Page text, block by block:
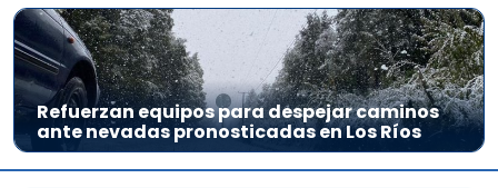
Refuerzan equipos para despejar caminos
ante nevadas pronosticadas en Los Ríos